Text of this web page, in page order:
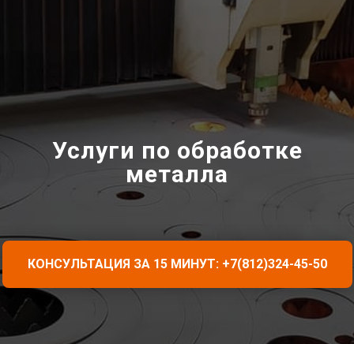
Услуги по обработке
металла
КОНСУЛЬТАЦИЯ ЗА 15 МИНУТ: +7(812)324-45-50